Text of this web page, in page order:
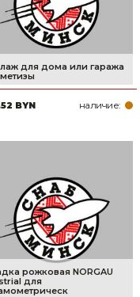
для дома или гаража
BYN наличие:
рожковая NORGAU
для